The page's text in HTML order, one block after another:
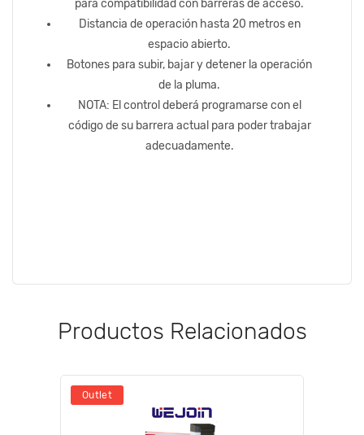
para compatibilidad con barreras de acceso.
Distancia de operación hasta 20 metros en
espacio abierto.
Botones para subir, bajar y detener la operación
de la pluma.
NOTA: El control deberá programarse con el
código de su barrera actual para poder trabajar
adecuadamente.
Productos Relacionados
Outlet